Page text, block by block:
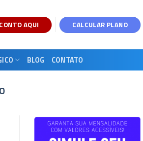
AQUI CALCULAR PLANO
BLOG CONTATO